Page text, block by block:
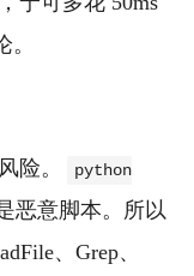
险。 python
恶意脚本。所以
、Grep、